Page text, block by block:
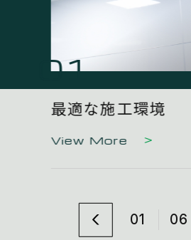
01 06
01
最適な施工環境
View More